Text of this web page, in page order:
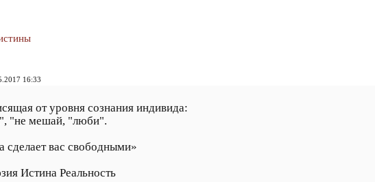
16:33
от уровня сознания индивида:
"не мешай, "люби".
сделает вас свободными»
Истина Реальность